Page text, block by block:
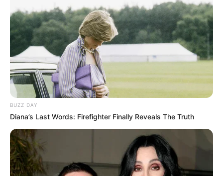
BUZZ DAY
Diana’s Last Words: Firefighter Finally Reveals The Truth